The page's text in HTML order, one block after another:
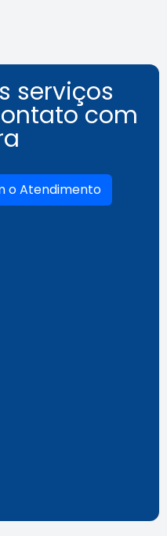
serviços
com
o Atendimento